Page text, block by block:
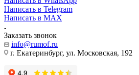
Написать в Telegram
Написать в MAX
Заказать звонок
info@rumof.ru
г. Екатеринбург, ул. Московская, 192